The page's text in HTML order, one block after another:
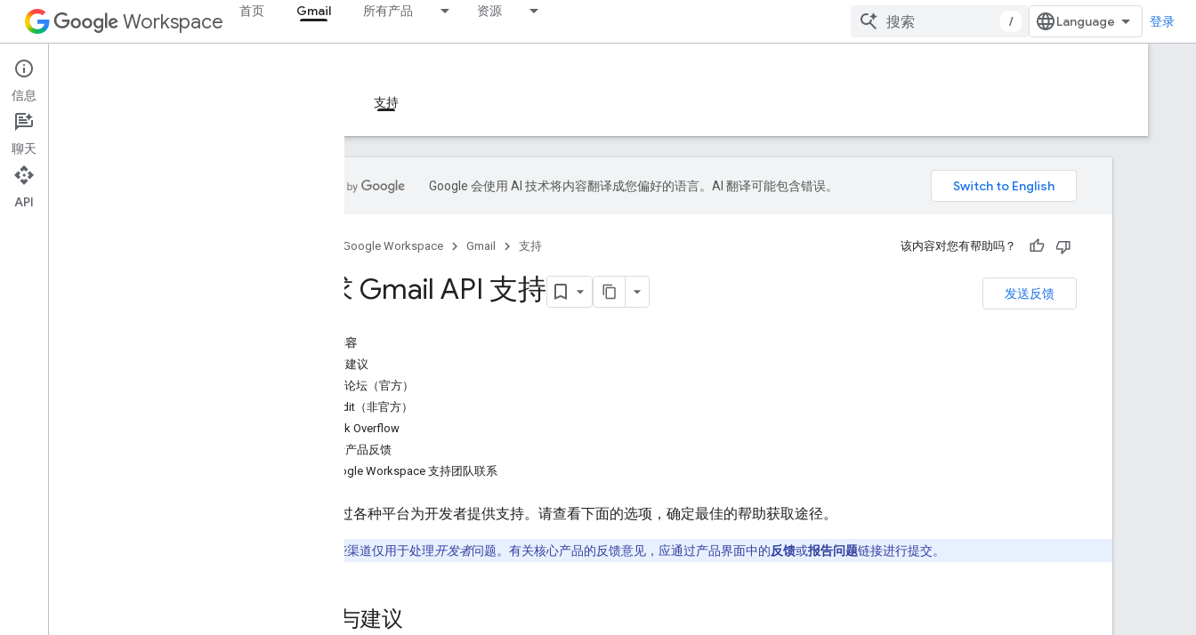
Workspace 首页 Gmail 所有产品 资源
/ 登录
Gmail
概览 支持
Google 会使用 AI 技术将内容翻译成您偏好的语言。AI 翻译可能包含错误。
Google Workspace Gmail 支持 该内容对您有帮助吗？
发送反馈
寻求 Gmail API 支持
本页内容
问题与建议
社区论坛（官方）
Reddit（非官方）
Stack Overflow
开发者产品反馈
与 Google Workspace 支持团队联系
我们通过各种平台为开发者提供支持。请查看下面的选项，确定最佳的帮助获取途径。
这些渠道仅用于处理开发者问题。有关核心产品的反馈意见，应通过产品界面中的反馈或报告问题链接进行提交。
问题与建议
信息
聊天
API